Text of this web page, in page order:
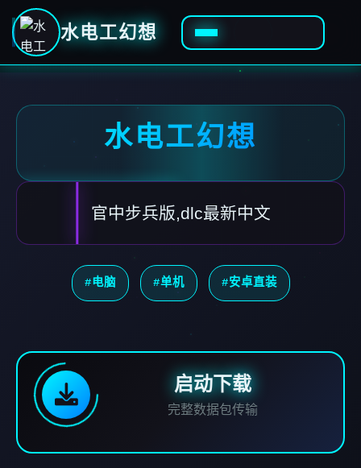
水电工幻想
水电工幻想
官中步兵版,dlc最新中文
#电脑 #单机 #安卓直装
启动下载
完整数据包传输